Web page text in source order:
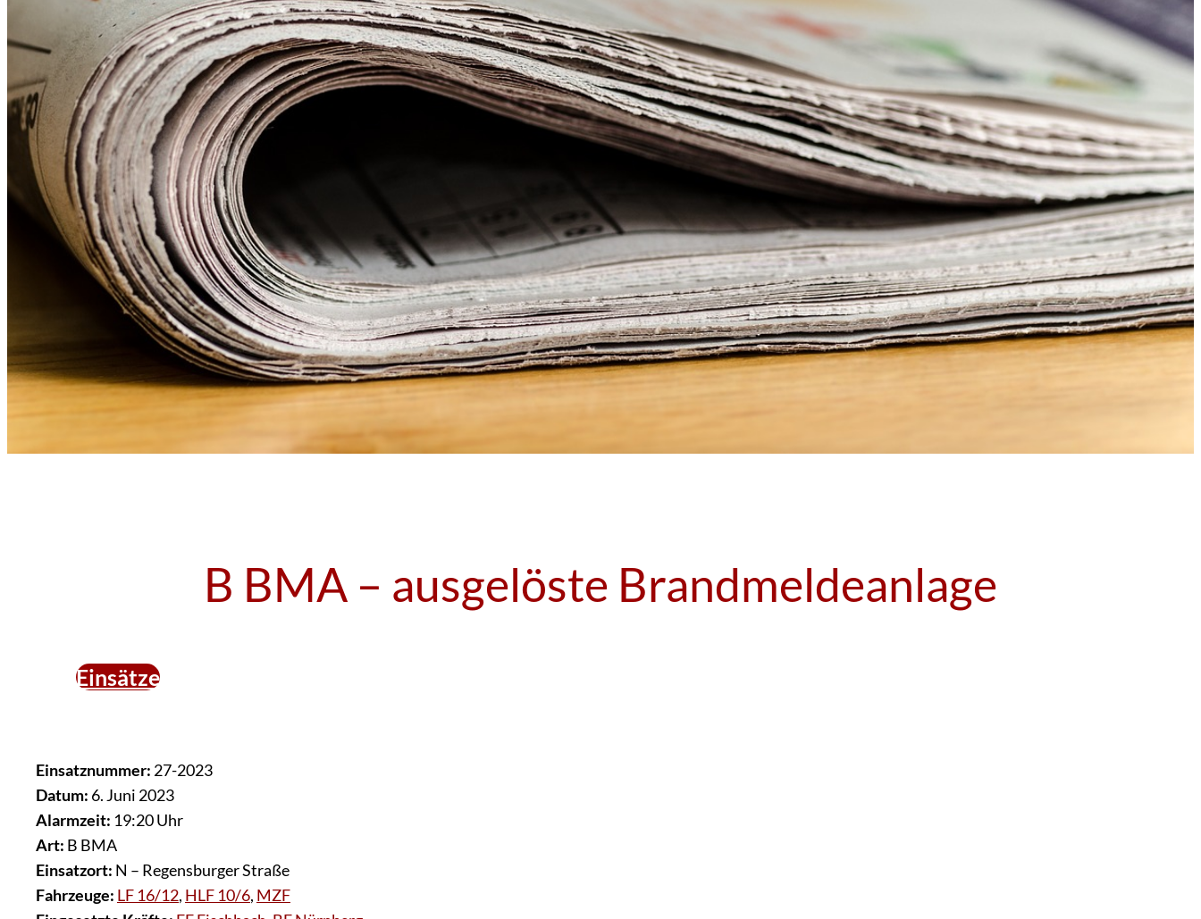
B BMA – ausgelöste Brandmeldeanlage
Einsätze
Einsatznummer: 27-2023
Datum: 6. Juni 2023
Alarmzeit: 19:20 Uhr
Art: B BMA
Einsatzort: N – Regensburger Straße
Fahrzeuge: LF 16/12, HLF 10/6, MZF